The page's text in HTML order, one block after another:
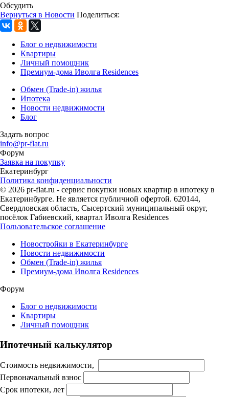
Обсудить
Вернуться в Новости Поделиться:
Блог о недвижимости
Квартиры
Личный помощник
Премиум-дома Иволга Residences
Обмен (Trade-in) жилья
Ипотека
Новости недвижимости
Блог
Задать вопрос
info@pr-flat.ru
Форум
Заявка на покупку
Екатеринбург
Политика конфиденциальности
© 2026 pr-flat.ru - сервис покупки новых квартир в ипотеку в
Екатеринбурге. Не является публичной офертой. 620144,
Свердловская область, Сысертский муниципальный округ,
посёлок Габиевский, квартал Иволга Residences
Пользовательское соглашение
Новостройки в Екатеринбурге
Новости недвижимости
Обмен (Trade-in) жилья
Премиум-дома Иволга Residences
Форум
Блог о недвижимости
Квартиры
Личный помощник
Ипотечный калькулятор
Стоимость недвижимости,
Первоначальный взнос
Срок ипотеки, лет